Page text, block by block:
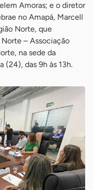
Amoras; e o diretor
no Amapá, Marcell
Norte, que
– Associação
na sede da
(24), das 9h às 13h.